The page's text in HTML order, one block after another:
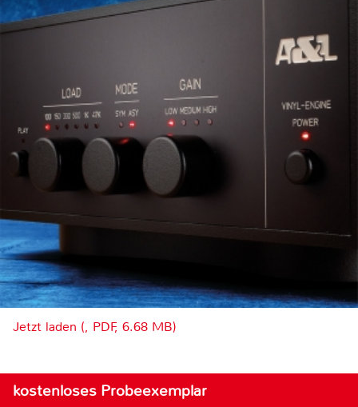
Jetzt laden (, PDF, 6.68 MB)
kostenloses Probeexemplar